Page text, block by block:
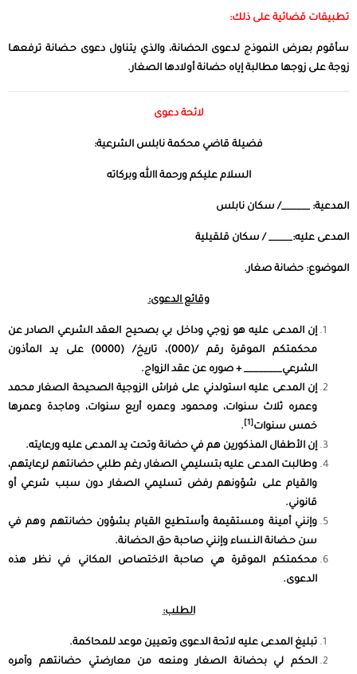
تطبيقات قضائية على ذلك:
سأقوم بعرض النموذج لدعوى الحضانة، والذي يتناول دعوى حـضانة ترفعهـا
زوجة على زوجها مطالبة إياه حضانة أولادها الصغار.
لائحة دعوى
فضيلة قاضي محكمة نابلس الشرعية:
السلام عليكم ورحمة االله وبركاته
المدعية: ______/ سكان نابلس
المدعى عليه:_____ / سكان قلقيلية
الموضوع: حضانة صغار.
وقائع الدعوى:
إن المدعى عليه هو زوجي وداخل بي بصحيح العقد الشرعي الصادر عن
محكمتكم الموقرة رقم /(000)، تاريخ/ (0000) على يد المأذون
الشرعي________ + صوره عن عقد الزواج.
إن المدعى عليه استولدني على فراش الزوجية الصحيحة الصغار محمد
وعمره ثلاث سنوات، ومحمود وعمره أربع سنوات، وماجدة وعمرها
خمس سنوات [1]
.
إن الأطفال المذكورين هم في حضانة وتحت يد المدعى عليه ورعايته.
وطالبت المدعى عليه بتسليمي الصغار، رغم طلبي حضانتهم لرعايتهم،
والقيام علـى شؤونهم رفض تسليمي الصغار دون سبب شرعي أو
قانوني.
وإنني أمينة ومستقيمة وأستطيع القيام بشؤون حضانتهم وهم في
سن حـضانة النـساء وإنني صاحبة حق الحضانة.
محكمتكم الموقرة هي صاحبة الاختصاص المكاني في نظر هذه
الدعوى.
الطلب:
تبليغ المدعى عليه لائحة الدعوى وتعيين موعد للمحاكمة.
الحكم لي بحضانة الصغار ومنعه من معارضتي حضانتهم وآمره